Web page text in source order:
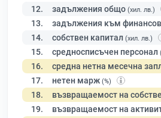
12. задължения общо (хил. лв.)
13. задължения към
14. собствен капитал (хил. лв.)
15. средносписъчен персонал
16. средна нетна месечна
17. нетен марж (%)
18. възвращаемост на
19. възвращаемост на